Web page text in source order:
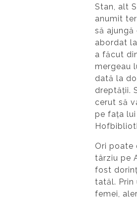
Stan, alt
anumit
să ajungă
abordat
a făcut
mergeau
dată la
dreptății.
cerut să
pe fața
Ori poate
târziu pe
fost
tatăl. Prin
femei,